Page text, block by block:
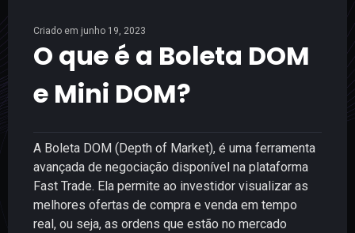
Criado em junho 19, 2023
O que é a Boleta DOM
e Mini DOM?
A Boleta DOM (Depth of Market), é uma ferramenta
avançada de negociação disponível na plataforma
Fast Trade. Ela permite ao investidor visualizar as
melhores ofertas de compra e venda em tempo
real, ou seja, as ordens que estão no mercado